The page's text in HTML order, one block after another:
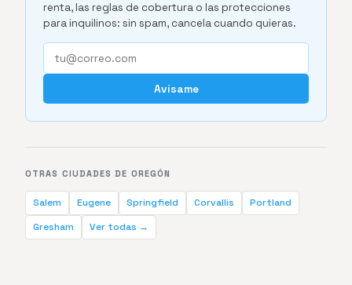
renta, las reglas de cobertura o las protecciones
para inquilinos: sin spam, cancela cuando quieras.
Avísame
OTRAS CIUDADES DE OREGÓN
Salem Eugene Springfield Corvallis
Portland
Gresham
Ver todas →